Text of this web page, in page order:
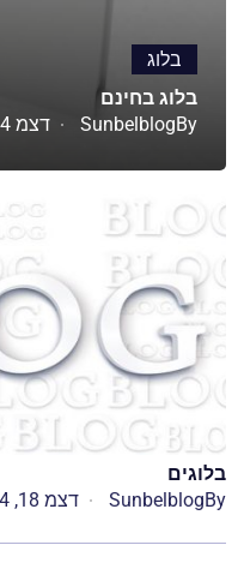
בלוג
בלוג בחינם
By
Sunbelblog דצמ 14, 2014
בלוגים
By
Sunbelblog דצמ 18, 2014